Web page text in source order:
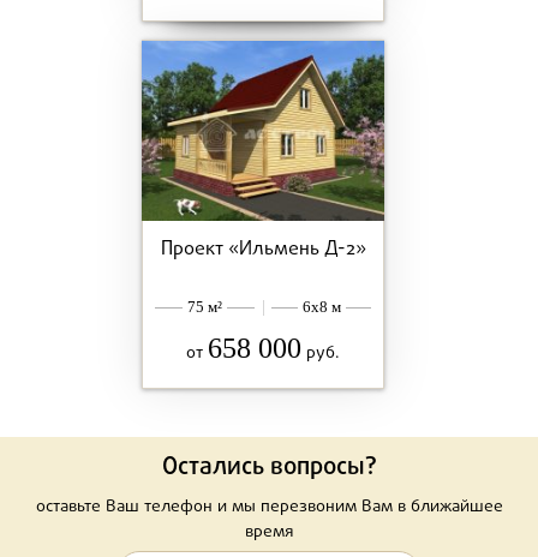
Проект «Ильмень Д-2»
75 м² 6x8 м
от 658 000 руб.
Остались вопросы?
оставьте Ваш телефон и мы перезвоним Вам в ближайшее
время